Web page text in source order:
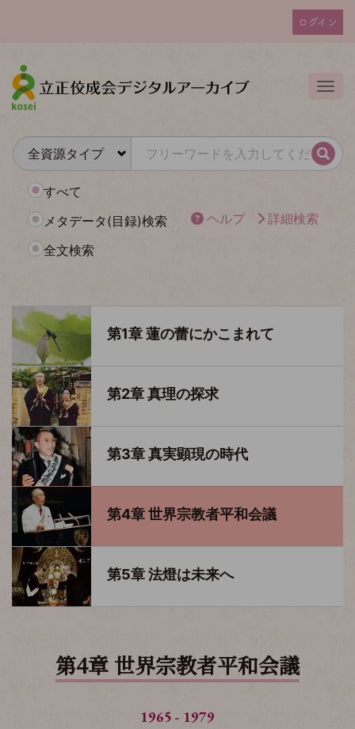
ン
テ
ン
ユ
カ
ウ
ト
ー
ログイン
検索
すべて
メタデータ(目録)検索
全文検索
ヘルプ 詳細検索
第1章 蓮の蕾にかこまれて
第2章 真理の探求
第3章 真実顕現の時代
第4章 世界宗教者平和会議
第5章 法燈は未来へ
第4章世界宗教者平和会議
1965 1979